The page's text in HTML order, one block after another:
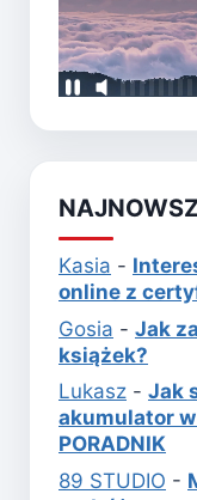
Kasia -
online z
Gosia - Jak
książek?
Lukasz - Jak
akumulator w
PORADNIK
89 STUDIO -